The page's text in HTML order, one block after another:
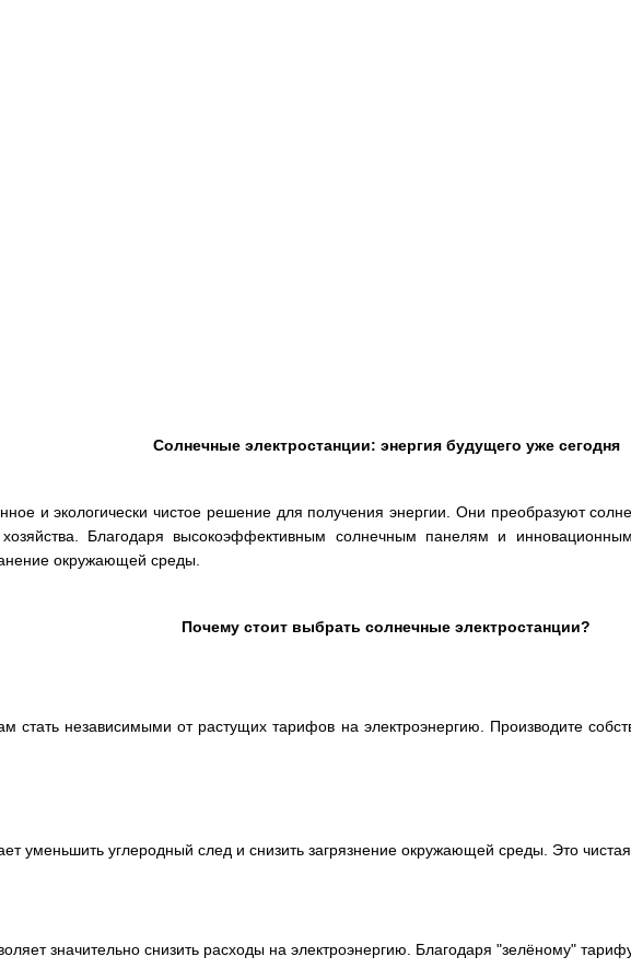
Солнечные электростанции: энергия будущего уже сегодня
и экологически чистое решение для получения энергии. Они преобразуют
Благодаря высокоэффективным солнечным панелям и
окружающей среды.
Почему стоит выбрать солнечные электростанции?
стать независимыми от растущих тарифов на электроэнергию. Производите
уменьшить углеродный след и снизить загрязнение окружающей среды. Это
значительно снизить расходы на электроэнергию. Благодаря "зелёному"